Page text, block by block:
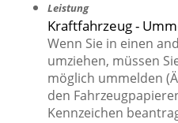
Leistung
Kraftfahrzeug -
Wenn Sie in einen
umziehen, müssen
möglich ummelden
den
Kennzeichen